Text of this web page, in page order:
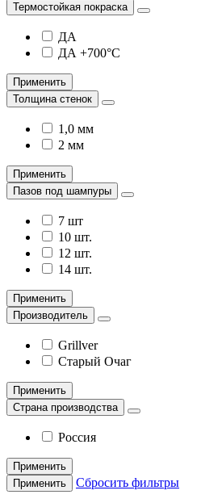
Термостойкая покраска
ДА
ДА +700°С
Применить
Толщина стенок
1,0 мм
2 мм
Применить
Пазов под шампуры
7 шт
10 шт.
12 шт.
14 шт.
Применить
Производитель
Grillver
Старый Очаг
Применить
Страна производства
Россия
Применить
Применить
Сбросить фильтры